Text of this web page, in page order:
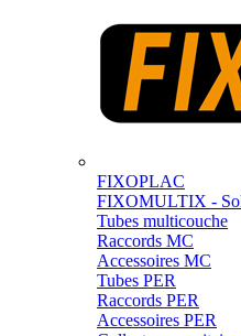
FIXOPLAC
FIXOMULTIX -
Tubes multicouche
Raccords MC
Accessoires MC
Tubes PER
Raccords PER
Accessoires PER